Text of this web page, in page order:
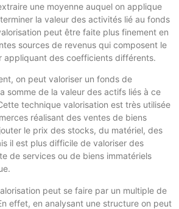
une moyenne auquel on applique
la valeur des activités lié au fonds
peut être faite plus finement en
sources de revenus qui composent le
appliquant des coefficients différents.
peut valoriser un fonds de
somme de la valeur des actifs liés à ce
technique valorisation est très utilisée
réalisant des ventes de biens
le prix des stocks, du matériel, des
il est plus difficile de valoriser des
de services ou de biens immatériels
peut se faire par un multiple de
effet, en analysant une structure on peut